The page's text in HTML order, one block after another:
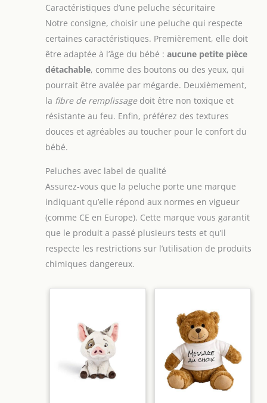
Caractéristiques d’une peluche sécuritaire
Notre consigne, choisir une peluche qui respecte
certaines caractéristiques. Premièrement, elle doit
être adaptée à l’âge du bébé : aucune petite pièce
détachable, comme des boutons ou des yeux, qui
pourrait être avalée par mégarde. Deuxièmement,
la fibre de remplissagedoit être non toxique et
résistante au feu. Enfin, préférez des textures
douces et agréables au toucher pour le confort du
bébé.
Peluches avec label de qualité
Assurez-vous que la peluche porte une marque
indiquant qu’elle répond aux normes en vigueur
(comme CE en Europe). Cette marque vous garantit
que le produit a passé plusieurs tests et qu’il
respecte les restrictions sur l’utilisation de produits
chimiques dangereux.